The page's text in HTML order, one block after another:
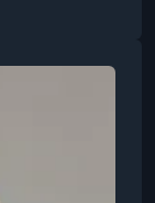
жиму лежа.
бренда
по